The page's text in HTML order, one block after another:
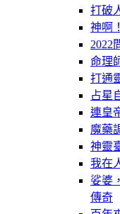
打破
神啊
2022
命理
打通
占星
連皇
魔藥
神靈
我在
娑婆
傳奇